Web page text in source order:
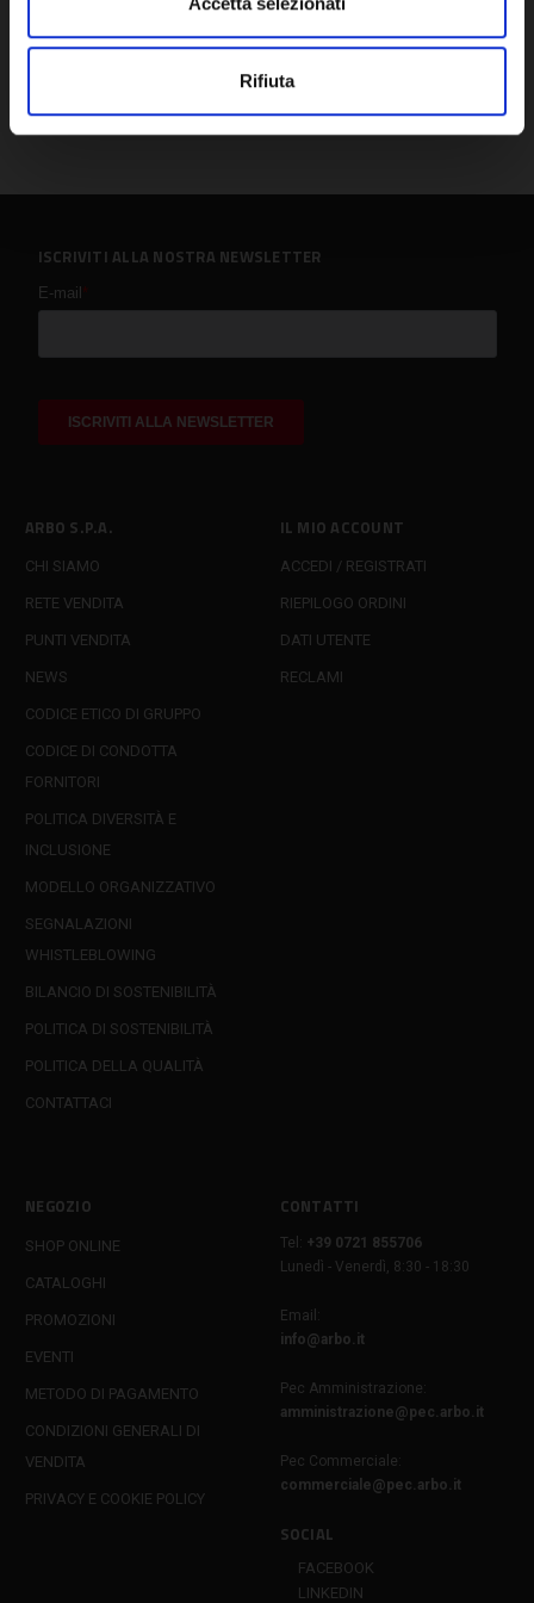
Rifiuta
ARBO S.P.A.
CHI SIAMO
RETE VENDITA
PUNTI VENDITA
NEWS
CODICE ETICO DI GRUPPO
CODICE DI CONDOTTA
FORNITORI
POLITICA DIVERSITÀ E
INCLUSIONE
MODELLO ORGANIZZATIVO
SEGNALAZIONI
WHISTLEBLOWING
BILANCIO DI SOSTENIBILITÀ
POLITICA DI SOSTENIBILITÀ
POLITICA DELLA QUALITÀ
CONTATTACI
IL MIO ACCOUNT
ACCEDI / REGISTRATI
RIEPILOGO ORDINI
DATI UTENTE
RECLAMI
NEGOZIO
SHOP ONLINE
CATALOGHI
PROMOZIONI
EVENTI
METODO DI PAGAMENTO
CONDIZIONI GENERALI DI
VENDITA
PRIVACY E COOKIE POLICY
CONTATTI
Tel:
+39 0721 855706
Lunedì - Venerdì, 8:30 - 18:30
Email:
info@arbo.it
Pec Amministrazione:
amministrazione@pec.arbo.it
Pec Commerciale:
commerciale@pec.arbo.it
SOCIAL
FACEBOOK
LINKEDIN
ISCRIVITI ALLA NOSTRA NEWSLETTER